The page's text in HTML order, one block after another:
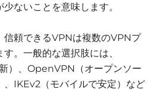
ないことを意味します。
信頼できるVPNは複数のVPNプ
。一般的な選択肢には、
）、OpenVPN（オープンソー
、IKEv2（モバイルで安定）など